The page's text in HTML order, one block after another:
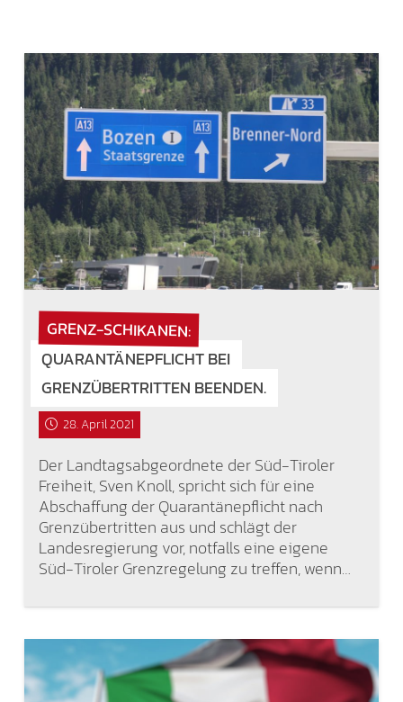
GRENZ-SCHIKANEN:
QUARANTÄNEPFLICHT BEI
GRENZÜBERTRITTEN BEENDEN.
28. April 2021
Der Landtagsabgeordnete der Süd-Tiroler
Freiheit, Sven Knoll, spricht sich für eine
Abschaffung der Quarantänepflicht nach
Grenzübertritten aus und schlägt der
Landesregierung vor, notfalls eine eigene
Süd-Tiroler Grenzregelung zu treffen, wenn…